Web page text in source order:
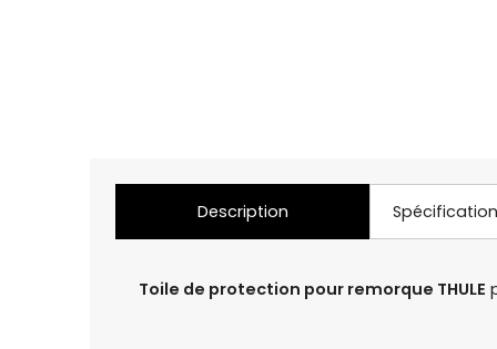
Description
Toile de protection pour remorque THULE